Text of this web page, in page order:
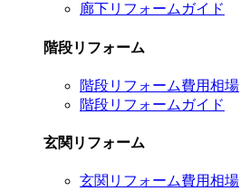
廊下リフォームガイド
階段リフォーム
階段リフォーム費用相場
階段リフォームガイド
玄関リフォーム
玄関リフォーム費用相場